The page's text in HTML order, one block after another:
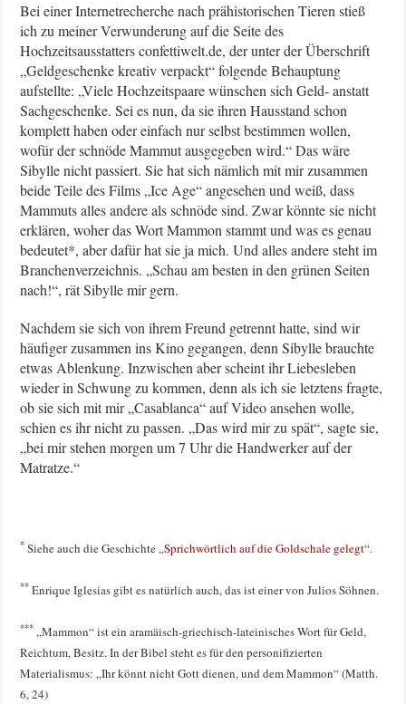
Bei einer Internetrecherche nach prähistorischen Tieren stieß
ich zu meiner Verwunderung auf die Seite des
Hochzeitsausstatters confettiwelt.de, der unter der Überschrift
„Geldgeschenke kreativ verpackt“ folgende Behauptung
aufstellte: „Viele Hochzeitspaare wünschen sich Geld- anstatt
Sachgeschenke. Sei es nun, da sie ihren Hausstand schon
komplett haben oder einfach nur selbst bestimmen wollen,
wofür der schnöde Mammut ausgegeben wird.“ Das wäre
Sibylle nicht passiert. Sie hat sich nämlich mit mir zusammen
beide Teile des Films „Ice Age“ angesehen und weiß, dass
Mammuts alles andere als schnöde sind. Zwar könnte sie nicht
erklären, woher das Wort Mammon stammt und was es genau
bedeutet*, aber dafür hat sie ja mich. Und alles andere steht im
Branchenverzeichnis. „Schau am besten in den grünen Seiten
nach!“, rät Sibylle mir gern.
Nachdem sie sich von ihrem Freund getrennt hatte, sind wir
häufiger zusammen ins Kino gegangen, denn Sibylle brauchte
etwas Ablenkung. Inzwischen aber scheint ihr Liebesleben
wieder in Schwung zu kommen, denn als ich sie letztens fragte,
ob sie sich mit mir „Casablanca“ auf Video ansehen wolle,
schien es ihr nicht zu passen. „Das wird mir zu spät“, sagte sie,
„bei mir stehen morgen um 7 Uhr die Handwerker auf der
Matratze.“
* Siehe auch die Geschichte „Sprichwörtlich auf die Goldschale gelegt“.
** Enrique Iglesias gibt es natürlich auch, das ist einer von Julios Söhnen.
*** „Mammon“ ist ein aramäisch-griechisch-lateinisches Wort für Geld,
Reichtum, Besitz. In der Bibel steht es für den personifizierten
Materialismus: „Ihr könnt nicht Gott dienen, und dem Mammon“ (Matth.
6, 24)